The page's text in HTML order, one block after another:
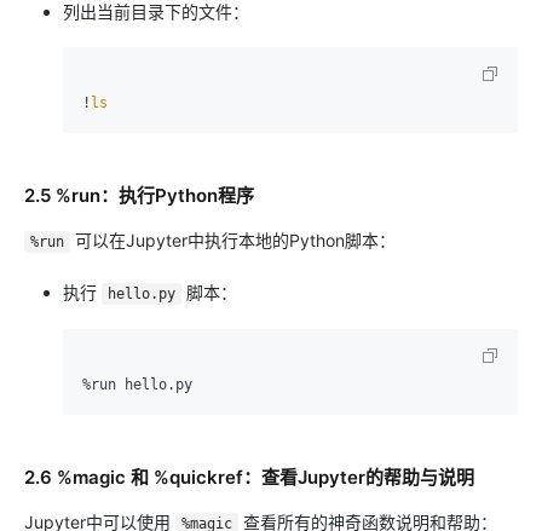
列出当前目录下的文件：
! ls
2.5 %run：执行Python程序
%run 可以在Jupyter中执行本地的Python脚本：
执行 hello.py 脚本：
2.6 %magic 和 %quickref：查看Jupyter的帮助与说明
Jupyter中可以使用 %magic 查看所有的神奇函数说明和帮助：